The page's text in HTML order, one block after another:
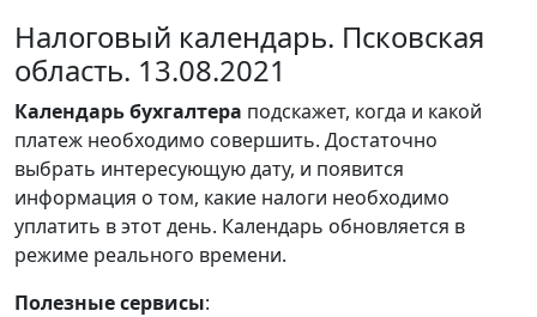
Налоговый календарь. Псковская
область. 13.08.2021
Календарьбухгалтера подскажет, когда и какой
платеж необходимо совершить. Достаточно
выбрать интересующую дату, и появится
информация о том, какие налоги необходимо
уплатить в этот день. Календарь обновляется в
режиме реального времени.
Полезные сервисы: